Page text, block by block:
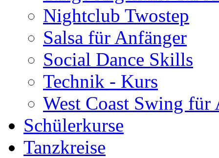
Nightclub Twostep
Salsa für Anfänger
Social Dance Skills
Technik - Kurs
West Coast Swing für
Schülerkurse
Tanzkreise